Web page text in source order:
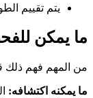
يتم تقييم
ما يمكن
من المهم فهم ذلك
ما يمكنه اكتشافه: